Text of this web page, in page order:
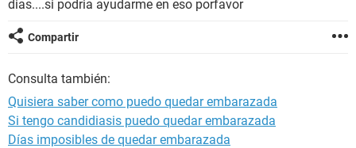
dias....si podria ayudarme en eso porfavor
Compartir
Consulta también:
Quisiera saber como puedo quedar embarazada
Si tengo candidiasis puedo quedar embarazada
Días imposibles de quedar embarazada